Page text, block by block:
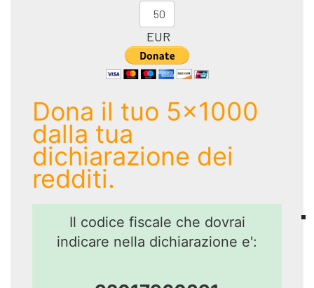
EUR
Dona il tuo 5x1000
dalla tua
dichiarazione dei
redditi.
Il codice fiscale che dovrai
indicare nella dichiarazione e':